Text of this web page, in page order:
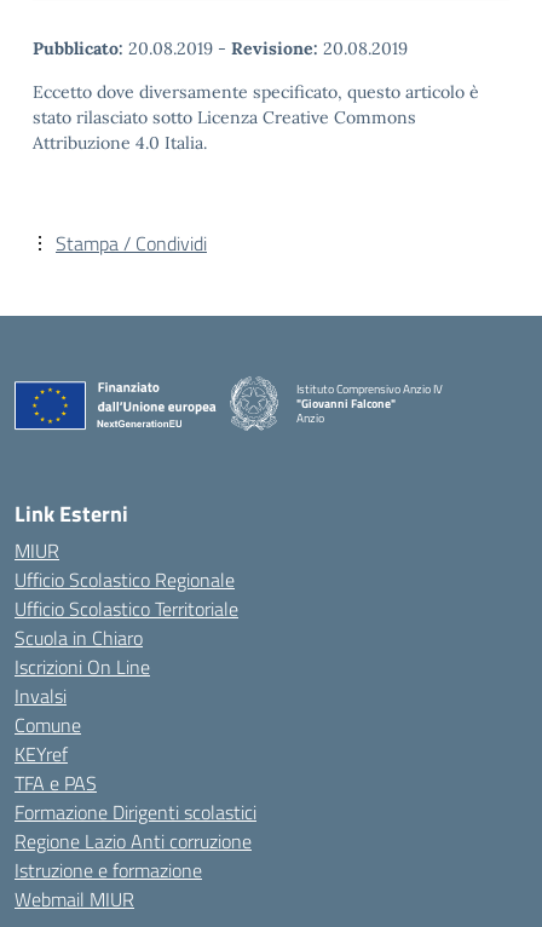
Pubblicato: 20.08.2019 - Revisione: 20.08.2019
Eccetto dove diversamente specificato, questo articolo è
stato rilasciato sotto Licenza Creative Commons
Attribuzione 4.0 Italia.
Stampa / Condividi
Istituto Comprensivo Anzio IV
"Giovanni Falcone"
Anzio
Link Esterni
MIUR
Ufficio Scolastico Regionale
Ufficio Scolastico Territoriale
Scuola in Chiaro
Iscrizioni On Line
Invalsi
Comune
KEYref
TFA e PAS
Formazione Dirigenti scolastici
Regione Lazio Anti corruzione
Istruzione e formazione
Webmail MIUR